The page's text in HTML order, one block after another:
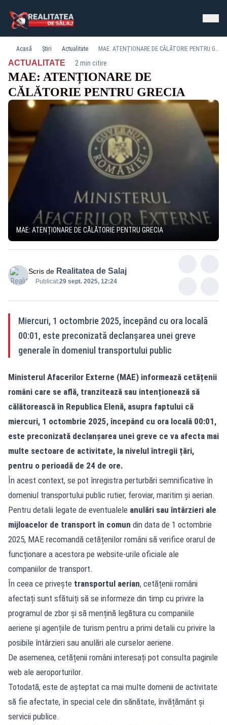
Acasă Știri Actualitate MAE: ATENȚIONARE DE CĂLĂTORIE PENTRU GRECIA
ACTUALITATE· 2 min citire
MAE: ATENȚIONARE DE
CĂLĂTORIE PENTRU GRECIA
MAE: ATENȚIONARE DE CĂLĂTORIE PENTRU GRECIA
Scris de Realitatea de Salaj
Publicat:29 sept. 2025, 12:24
Miercuri, 1 octombrie 2025, începând cu ora locală
00:01, este preconizată declanșarea unei greve
generale în domeniul transportului public
Ministerul Afacerilor Externe (MAE) informează cetățenii
români care se află, tranzitează sau intenționează să
călătorească în Republica Elenă, asupra faptului că
miercuri, 1 octombrie 2025, începând cu ora locală 00:01,
este preconizată declanșarea unei greve ce va afecta mai
multe sectoare de activitate, la nivelul întregii țări,
pentru o perioadă de 24 de ore.
În acest context, se pot înregistra perturbări semnificative în
domeniul transportului public rutier, feroviar, maritim și aerian.
Pentru detalii legate de eventualele anulări sau întârzieri ale
mijloacelor de transport în comun din data de 1 octombrie
2025, MAE recomandă cetățenilor români să verifice orarul de
funcționare a acestora pe website-urile oficiale ale
companiilor de transport.
În ceea ce privește transportul aerian, cetățenii români
afectați sunt sfătuiți să se informeze din timp cu privire la
programul de zbor și să mențină legătura cu companiile
aeriene și agențiile de turism pentru a primi detalii cu privire la
posibile întârzieri sau anulări ale curselor aeriene.
De asemenea, cetățenii români interesați pot consulta paginile
web ale aeroporturilor.
Totodată, este de așteptat ca mai multe domenii de activitate
să fie afectate, în special cele din sănătate, învățământ și
servicii publice.